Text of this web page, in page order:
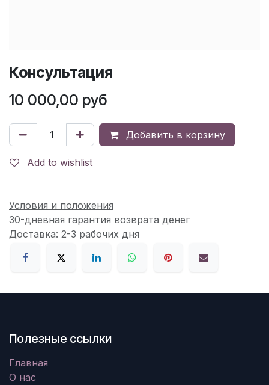
Консультация
10 000,00 руб
Добавить в корзину
Add to wishlist
Условия и положения
30-дневная гарантия возврата денег
Доставка: 2-3 рабочих дня
Полезные ссылки
Главная
О нас